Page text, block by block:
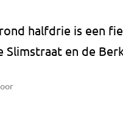
halfdrie is een
Slimstraat en de